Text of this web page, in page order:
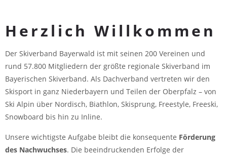
Herzlich Willkommen
Der Skiverband Bayerwald ist mit seinen 200 Vereinen und
rund 57.800 Mitgliedern der größte regionale Skiverband im
Bayerischen Skiverband. Als Dachverband vertreten wir den
Skisport in ganz Niederbayern und Teilen der Oberpfalz – von
Ski Alpin über Nordisch, Biathlon, Skisprung, Freestyle, Freeski,
Snowboard bis hin zu Inline.
Unsere wichtigste Aufgabe bleibt die konsequente Förderung
des Nachwuchses. Die beeindruckenden Erfolge der